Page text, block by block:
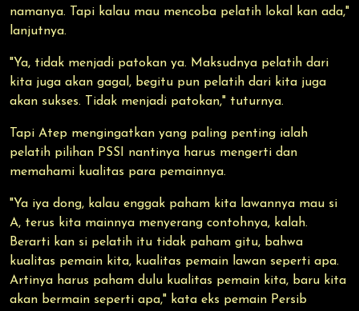
namanya. Tapi kalau mau mencoba pelatih lokal kan ada,"
lanjutnya.
"Ya, tidak menjadi patokan ya. Maksudnya pelatih dari
kita juga akan gagal, begitu pun pelatih dari kita juga
akan sukses. Tidak menjadi patokan," tuturnya.
Tapi Atep mengingatkan yang paling penting ialah
pelatih pilihan PSSI nantinya harus mengerti dan
memahami kualitas para pemainnya.
"Ya iya dong, kalau enggak paham kita lawannya mau si
A, terus kita mainnya menyerang contohnya, kalah.
Berarti kan si pelatih itu tidak paham gitu, bahwa
kualitas pemain kita, kualitas pemain lawan seperti apa.
Artinya harus paham dulu kualitas pemain kita, baru kita
akan bermain seperti apa," kata eks pemain Persib